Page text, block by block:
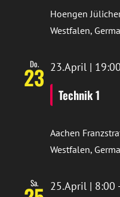
Hoengen
Westfalen,
Do.
23
Technik 1
23.April | 19:00
Aachen
Westfalen,
Sa. 25.April | 8:00